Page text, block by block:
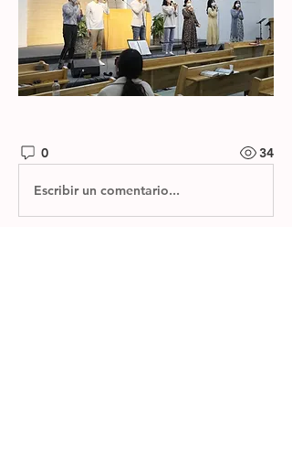
0 34
Escribir un comentario...